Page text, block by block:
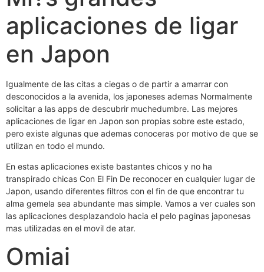
aplicaciones de ligar
en Japon
Igualmente de las citas a ciegas o de partir a amarrar con
desconocidos a la avenida, los japoneses ademas Normalmente
solicitar a las apps de descubrir muchedumbre. Las mejores
aplicaciones de ligar en Japon son propias sobre este estado,
pero existe algunas que ademas conoceras por motivo de que se
utilizan en todo el mundo.
En estas aplicaciones existe bastantes chicos y no ha
transpirado chicas Con El Fin De reconocer en cualquier lugar de
Japon, usando diferentes filtros con el fin de que encontrar tu
alma gemela sea abundante mas simple. Vamos a ver cuales son
las aplicaciones desplazandolo hacia el pelo paginas japonesas
mas utilizadas en el movil de atar.
Omiai